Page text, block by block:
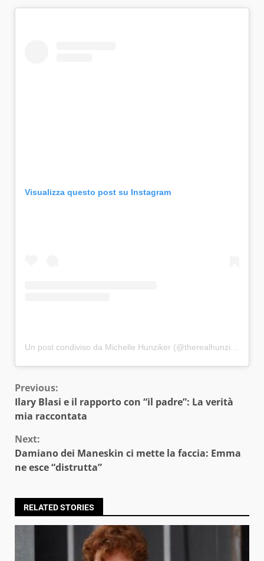
Visualizza questo post su Instagram
Un post condiviso da Michelle Hunziker (@therealhunzigram)
Continue
Reading
Previous:
Ilary Blasi e il rapporto con “il padre”: La verità
mia raccontata
Next:
Damiano dei Maneskin ci mette la faccia: Emma
ne esce “distrutta”
RELATED STORIES